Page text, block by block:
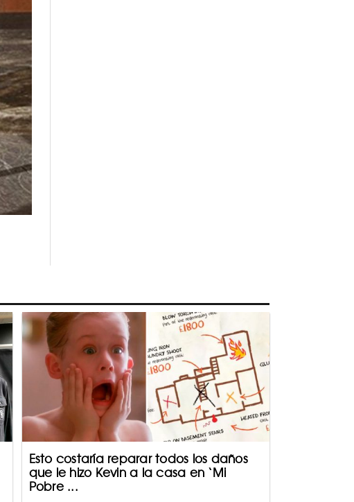
Esto costaría reparar todos los daños
que le hizo Kevin a la casa en ‘Mi
Pobre ...